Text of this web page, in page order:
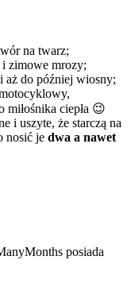
na twarz;
zimowe mrozy;
aż do później wiosny;
ciepła 😉
i uszyte, że starczą na
nosić je dwa a nawet
posiada